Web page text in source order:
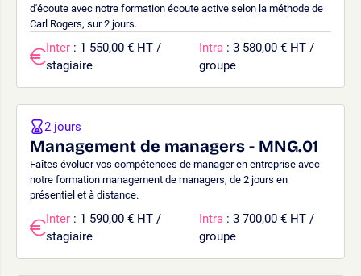
d'écoute avec notre formation écoute active selon la méthode de
Carl Rogers, sur 2 jours.
Inter : 1 550,00 € HT /
stagiaire
Intra : 3 580,00 € HT /
groupe
Management de managers - MNG.01
Faîtes évoluer vos compétences de manager en entreprise avec
notre formation management de managers, de 2 jours en
présentiel et à distance.
2 jours
Inter : 1 590,00 € HT /
stagiaire
Intra : 3 700,00 € HT /
groupe